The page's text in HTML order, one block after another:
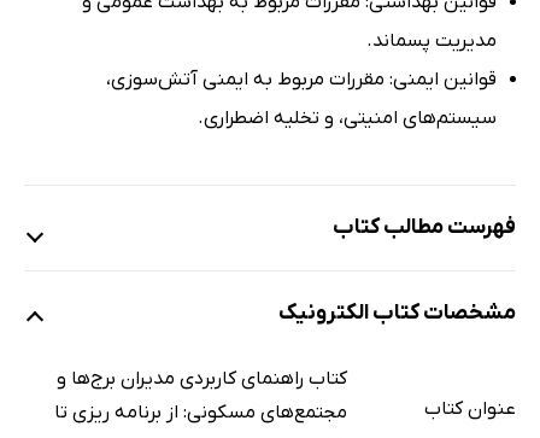
مدیریت پسماند.
قوانین ایمنی: مقررات مربوط به ایمنی آتش‌سوزی،
سیستم‌های امنیتی، و تخلیه اضطراری.
فهرست مطالب کتاب
بخش اول: آشنایی با قوانین و مقررات
بخش دوم: مهارت‌های ارتباطی
مشخصات کتاب الکترونیک
عنوان کتاب
کتاب راهنمای کاربردی مدیران برج‌ها و
مجتمع‌های مسکونی: از برنامه ریزی تا